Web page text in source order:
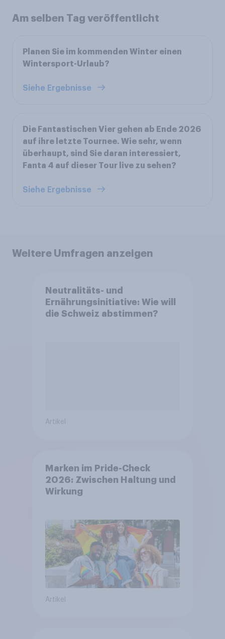
Am selben Tag veröffentlicht
Planen Sie im kommenden Winter einen
Wintersport-Urlaub?
Siehe Ergebnisse
Die Fantastischen Vier gehen ab Ende 2026
auf ihre letzte Tournee. Wie sehr, wenn
überhaupt, sind Sie daran interessiert,
Fanta 4 auf dieser Tour live zu sehen?
Siehe Ergebnisse
Weitere Umfragen anzeigen
Neutralitäts- und
Ernährungsinitiative: Wie will
die Schweiz abstimmen?
Artikel
Marken im Pride-Check
2026: Zwischen Haltung und
Wirkung
Artikel